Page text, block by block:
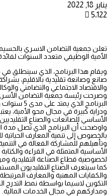
يناير 18, 2022
5٬122
تعلن جمعية التضامن الاسري
الأمية الوظيفي متعدد السنوات لفائدة
صانع وصانعة تقليدية بالاقليم،
والاقتصاد الاجتماعي والتضامني
وصرحت رئيسة جمعية التضامن
البرنامج
ودراية كبيرة في مجال محو الأمية،
الأساسي للصانعات والصناع
بالخصوص إلى تنمية المعارف الحياتية
وتأهيلهم للمشاركة الفعالة في
الأساسية المتمثلة في القراءة
لخصوصية قطاع الصناعة التقليدية
كما سيتعرف الصناع التقليديون
والكفايات المهنية والمعارف
التكوين لاسيما بواسطة نمط
ومداركهم في مجال الخدمات المالية.